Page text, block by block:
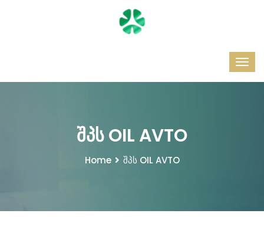
შპს OIL AVTO
Home შპს OIL AVTO